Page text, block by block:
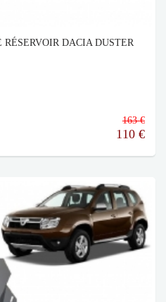
DACIA DUSTER
163 €
110 €